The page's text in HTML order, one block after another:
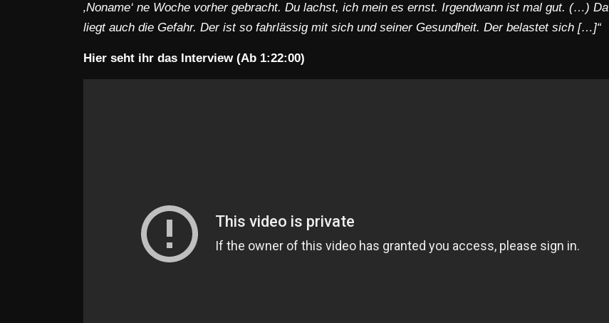
‚Noname‘ ne Woche vorher gebracht. Du lachst, ich mein es ernst. Irgendwann ist mal gut. (…) Da
liegt auch die Gefahr. Der ist so fahrlässig mit sich und seiner Gesundheit. Der belastet sich […]“
Hier seht ihr das Interview (Ab 1:22:00)